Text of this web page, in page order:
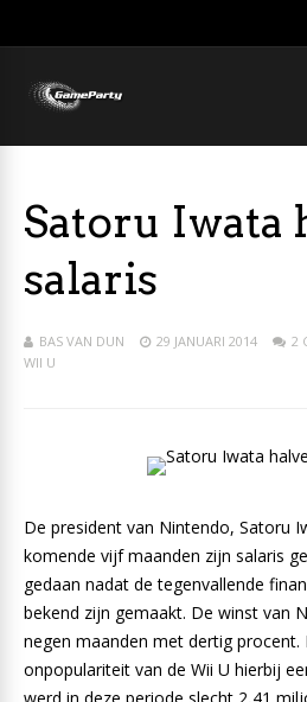
Satoru Iwata
salaris
BAS VAN DUN 29 JANUARI 2014 2
WII U
De president van Nintendo, Satoru
komende vijf maanden zijn salaris
gedaan nadat de tegenvallende
bekend zijn gemaakt. De winst van
negen maanden met dertig
onpopulariteit van de Wii U hierbij